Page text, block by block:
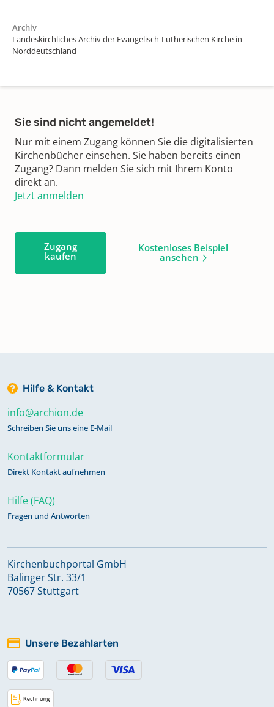
Archiv
Landeskirchliches Archiv der Evangelisch-Lutherischen Kirche in
Norddeutschland
Sie sind nicht angemeldet!
Nur mit einem Zugang können Sie die digitalisierten
Kirchenbücher einsehen. Sie haben bereits einen
Zugang? Dann melden Sie sich mit Ihrem Konto
direkt an.
Jetzt anmelden
Zugang
kaufen
Kostenloses Beispiel
ansehen
Hilfe & Kontakt
info@archion.de
Schreiben Sie uns eine E-Mail
Kontaktformular
Direkt Kontakt aufnehmen
Hilfe (FAQ)
Fragen und Antworten
Kirchenbuchportal GmbH
Balinger Str. 33/1
70567 Stuttgart
Unsere Bezahlarten